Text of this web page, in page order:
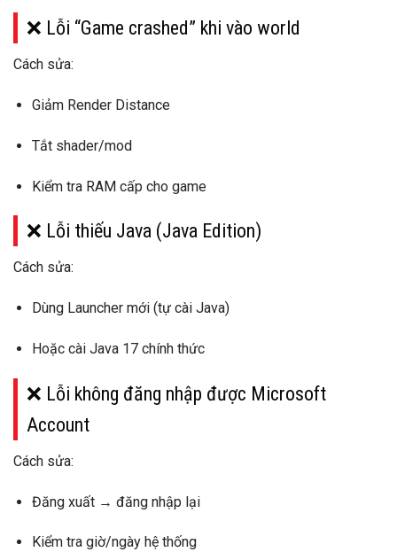
❌ Lỗi “Game crashed” khi vào world
Cách sửa:
Giảm Render Distance
Tắt shader/mod
Kiểm tra RAM cấp cho game
❌ Lỗi thiếu Java (Java Edition)
Cách sửa:
Dùng Launcher mới (tự cài Java)
Hoặc cài Java 17chính thức
❌ Lỗi không đăng nhập được Microsoft
Account
Cách sửa:
Đăng xuất → đăng nhập lại
Kiểm tra giờ/ngày hệ thống